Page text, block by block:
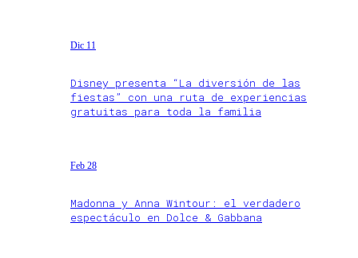
Dic 11
Disney presenta “La diversión de las
fiestas” con una ruta de experiencias
gratuitas para toda la familia
Feb 28
Madonna y Anna Wintour: el verdadero
espectáculo en Dolce & Gabbana